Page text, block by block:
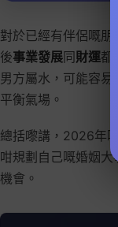
對於已經有伴侶嘅朋
後事業發展同財運都
男方屬水，可能容易
平衡氣場。
總括嚟講，2026年
咁規劃自己嘅婚姻大
機會。